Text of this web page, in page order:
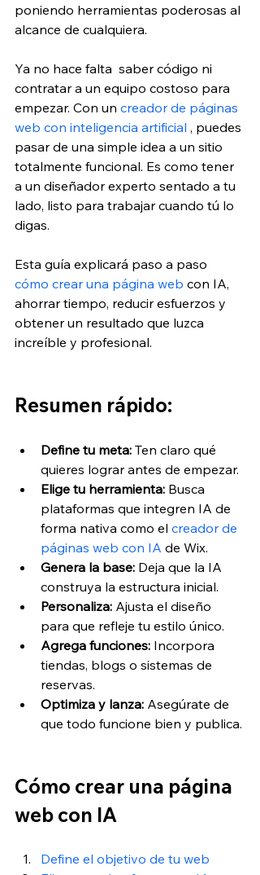
poniendo herramientas poderosas al
alcance de cualquiera.
Ya no hace falta  saber código ni
contratar a un equipo costoso para
empezar. Con un creador de páginas
web con inteligencia artificial , puedes
pasar de una simple idea a un sitio
totalmente funcional. Es como tener
a un diseñador experto sentado a tu
lado, listo para trabajar cuando tú lo
digas.
Esta guía explicará paso a paso
cómo crear una página web con IA,
ahorrar tiempo, reducir esfuerzos y
obtener un resultado que luzca
increíble y profesional.
Resumen rápido:
Define tu meta: Ten claro qué
quieres lograr antes de empezar.
Elige tu herramienta: Busca
plataformas que integren IA de
forma nativa como el creador de
páginas web con IA de Wix.
Genera la base: Deja que la IA
construya la estructura inicial.
Personaliza: Ajusta el diseño
para que refleje tu estilo único.
Agrega funciones: Incorpora
tiendas, blogs o sistemas de
reservas.
Optimiza y lanza: Asegúrate de
que todo funcione bien y publica.
Cómo crear una página
web con IA
Define el objetivo de tu web